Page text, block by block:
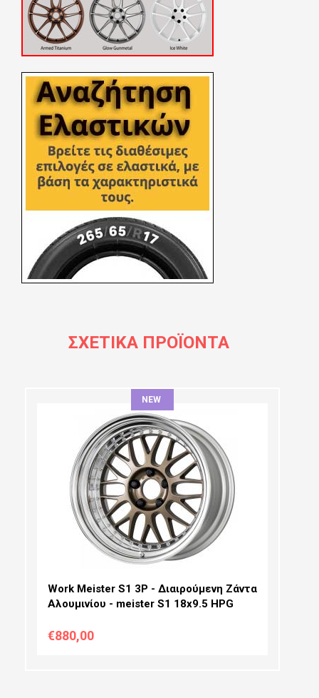
ΣΧΕΤΙΚΆ ΠΡΟΪΌΝΤΑ
Work Meister S1 3P - Διαιρούμενη Ζάντα
Αλουμινίου - meister S1 18x9.5 HPG
€880,00
ΔΙΆΜΕΤΡΟΣ:
ΠΛΆΤΟΣ:
PCD SELECTION:
OFFSET:
NEW